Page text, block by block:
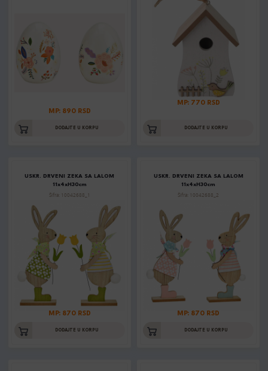
MP: 890 RSD
DODAJTE U KORPU
MP: 770 RSD
DODAJTE U KORPU
USKR. DRVENI ZEKA SA LALOM
11x4xH30cm
Šifra: 10042688_1
MP: 870 RSD
DODAJTE U KORPU
USKR. DRVENI ZEKA SA LALOM
11x4xH30cm
Šifra: 10042688_2
MP: 870 RSD
DODAJTE U KORPU